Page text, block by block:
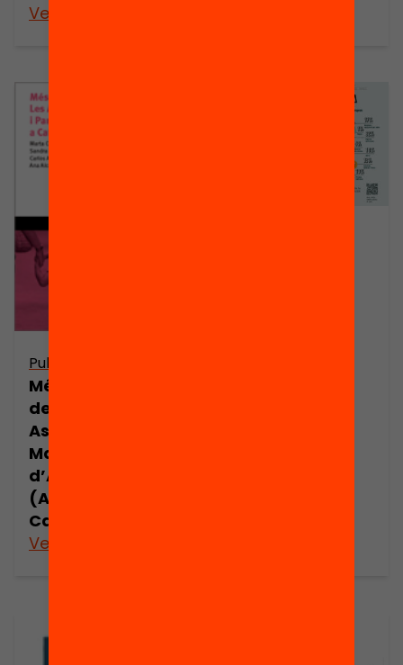
Veure’n més
Publicació
Més que un gra
de sorra. Les
Associacions de
Mares i Pares
d’Alumnes
(AMPA) a
Catalunya
Veure’n més